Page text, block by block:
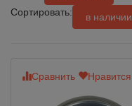
Сортировать:
в наличии
Сравнить Нравится